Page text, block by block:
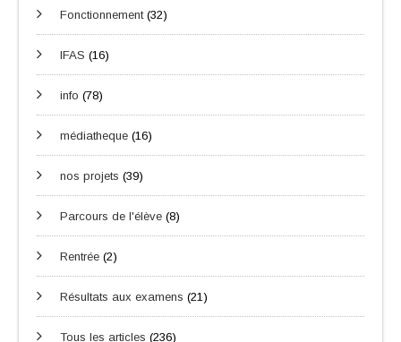
Fonctionnement(32)
IFAS (16)
info (78)
médiatheque (16)
nos projets (39)
Parcours de l'élève (8)
Rentrée (2)
Résultats aux examens (21)
Tous les articles (236)